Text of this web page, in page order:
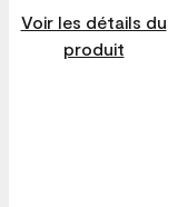
Voir les détails du
produit